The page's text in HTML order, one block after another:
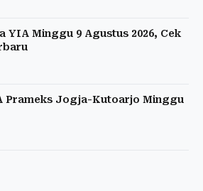
YIA Minggu 9 Agustus 2026, Cek
Prameks Jogja-Kutoarjo Minggu